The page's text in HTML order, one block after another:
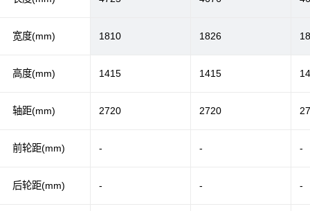
宽度(mm)
高度(mm)
轴距(mm)
前轮距(mm)
后轮距(mm)
1810 1826
1415 1415
2720 2720
- - -
- - -